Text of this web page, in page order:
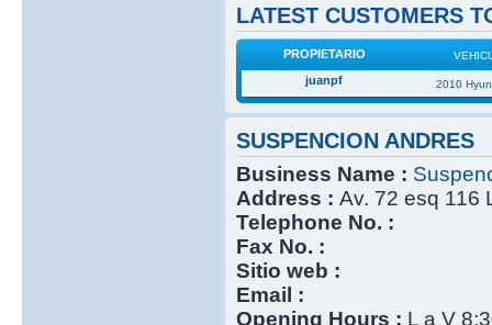
LATEST CUSTOMERS
PROPIETARIO
juanpf 2010
SUSPENCION ANDRES
Business Name :
Address : Av. 72 esq 116
Telephone No. :
Fax No. :
Sitio web :
Email :
Opening Hours : L a V